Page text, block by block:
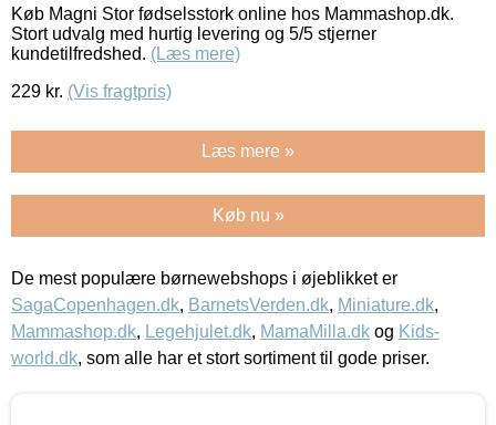
Køb Magni Stor fødselsstork online hos Mammashop.dk.
Stort udvalg med hurtig levering og 5/5 stjerner
kundetilfredshed. (Læs mere)
229 kr. (Vis fragtpris)
Læs mere »
Køb nu »
De mest populære børnewebshops i øjeblikket er
SagaCopenhagen.dk, BarnetsVerden.dk, Miniature.dk,
Mammashop.dk, Legehjulet.dk, MamaMilla.dk og Kids-
world.dk, som alle har et stort sortiment til gode priser.